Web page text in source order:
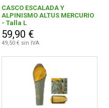
CASCO ESCALADA Y
ALPINISMO ALTUS MERCURIO
- Talla L
59,90 €
49,50 € sin IVA